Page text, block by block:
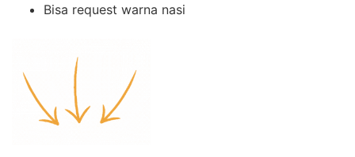
Bisa request warna nasi